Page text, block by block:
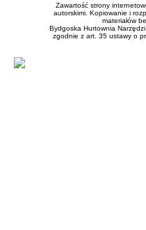
Zawartość strony
autorskimi. Kopiowanie i
materiałów
Bydgoska Hurtownia
zgodnie z art. 35 ustawy o